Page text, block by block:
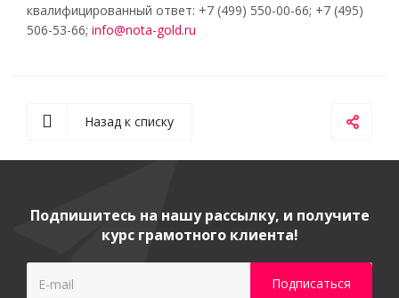
квалифицированный ответ: +7 (499) 550-00-66; +7 (495)
506-53-66; info@nota-gold.ru
Назад к списку
Подпишитесь на нашу рассылку, и получите
курс грамотного клиента!